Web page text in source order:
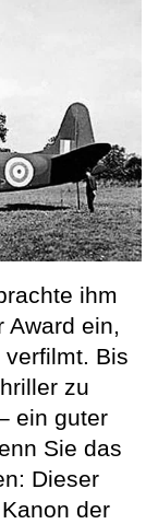
ihm
Award ein,
Bis
zu
ein guter
Sie das
Dieser
der